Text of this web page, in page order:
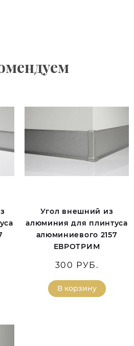
Угол внешний из
алюминия для плинтуса
алюминиевого 2157
ЕВРОТРИМ
300 РУБ.
В корзину